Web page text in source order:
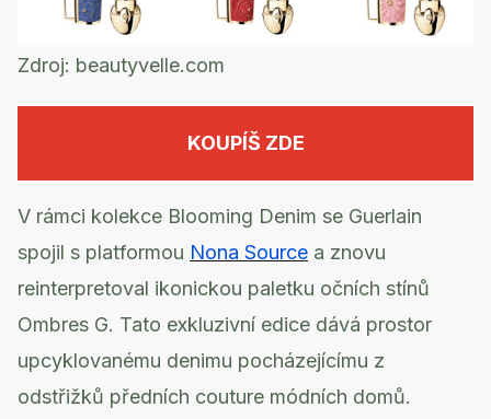
Zdroj: beautyvelle.com
KOUPÍŠ ZDE
V rámci kolekce Blooming Denim se Guerlain
spojil s platformou Nona Source a znovu
reinterpretoval ikonickou paletku očních stínů
Ombres G. Tato exkluzivní edice dává prostor
upcyklovanému denimu pocházejícímu z
odstřižků předních couture módních domů.